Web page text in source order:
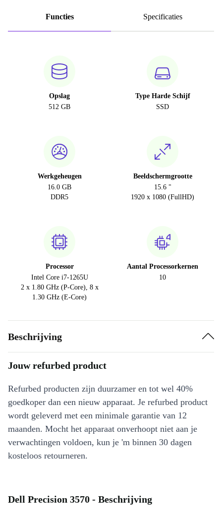
Functies Specificaties
Opslag
512 GB
Type Harde Schijf
SSD
Werkgeheugen
16.0 GB
DDR5
Beeldschermgrootte
15.6 "
1920 x 1080 (FullHD)
Processor
Intel Core i7-1265U
2 x 1.80 GHz (P-Core), 8 x
1.30 GHz (E-Core)
Aantal Processorkernen
10
Beschrijving
Jouw refurbed product
Refurbed producten zijn duurzamer en tot wel 40%
goedkoper dan een nieuw apparaat. Je refurbed product
wordt geleverd met een minimale garantie van 12
maanden. Mocht het apparaat onverhoopt niet aan je
verwachtingen voldoen, kun je 'm binnen 30 dagen
kosteloos retourneren.
Dell Precision 3570 - Beschrijving